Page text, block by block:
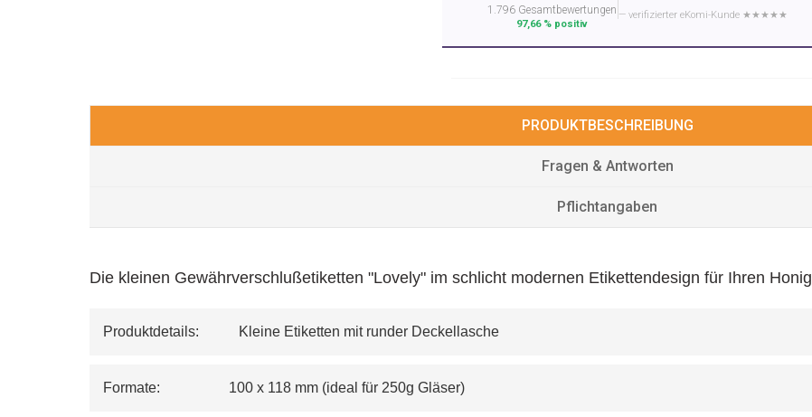
1.796 Gesamtbewertungen
97,66 % positiv
— verifizierter eKomi-Kunde ★★★★★
PRODUKTBESCHREIBUNG
Fragen & Antworten
Pflichtangaben
Die kleinen Gewährverschlußetiketten "Lovely" im schlicht modernen Etikettendesign für Ihren Honig
Produktdetails:           Kleine Etiketten mit runder Deckellasche
Formate:                   100 x 118 mm (ideal für 250g Gläser)